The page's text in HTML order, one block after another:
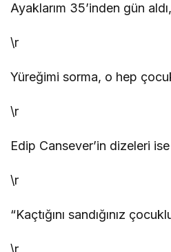
Ayaklarım 35’inden gün aldı,
\r
Yüreğimi sorma, o hep
\r
Edip Cansever’in dizeleri
\r
“Kaçtığını sandığınız
\r